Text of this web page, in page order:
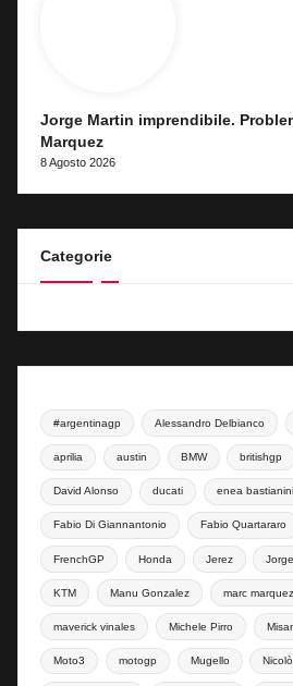
Jorge Martin imprendibile.
Marquez
8 Agosto 2026
Categorie
#argentinagp Alessandro Delbianco
aprilia austin BMW britishgp
David Alonso ducati enea bastianini
Fabio Di Giannantonio Fabio Quartararo
FrenchGP Honda Jerez
KTM Manu Gonzalez marc marquez
maverick vinales Michele Pirro
Moto3 motogp Mugello